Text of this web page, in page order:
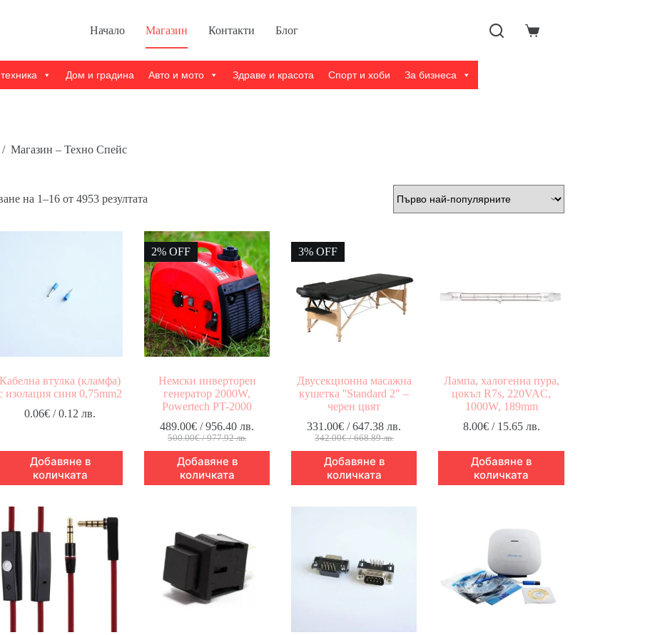
Начало Магазин Контакти Блог
Shopping
Дом и градина Авто и мото Здраве и красота Спорт и хоби За бизнеса
/ Магазин – Техно Спейс
на 1–16 от 4953 резултатаSorted
Кабелна втулка (кламфа)
изолация синя 0,75mm2
0.06€ / 0.12 лв.
Добавяне в
количката
2% OFF
Немски инверторен
генератор 2000W,
Powertech PT-2000
500.00€/ 977.92 лв.
Original
price
was:
500.00€
/
489.00€ / 956.40 лв.
Текущата
цена
е:
489.00€
/
Добавяне в
количката
3% OFF
Двусекционна масажна
кушетка ''Standard 2" –
черен цвят
342.00€/ 668.89 лв.
Original
price
was:
342.00€
/
331.00€ / 647.38 лв.
Текущата
цена
е:
331.00€
/
Добавяне в
количката
Лампа, халогенна пура,
цокъл R7s, 220VAC,
1000W, 189mm
8.00€/ 15.65 лв.
Добавяне в
количката